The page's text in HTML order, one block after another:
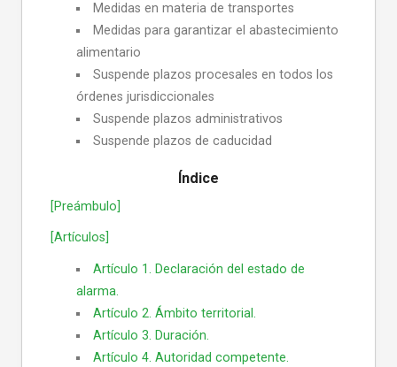
Medidas en materia de transportes
Medidas para garantizar el abastecimiento
alimentario
Suspende plazos procesales en todos los
órdenes jurisdiccionales
Suspende plazos administrativos
Suspende plazos de caducidad
Índice
[Preámbulo]
[Artículos]
Artículo 1. Declaración del estado de
alarma.
Artículo 2. Ámbito territorial.
Artículo 3. Duración.
Artículo 4. Autoridad competente.